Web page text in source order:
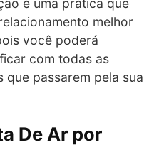
é uma prática que
melhor
você poderá
com todas as
que passarem pela sua
De Ar por